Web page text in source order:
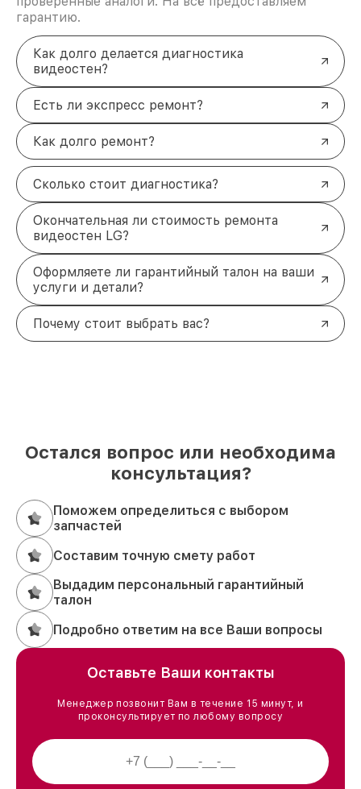
гарантию.
Как долго делается диагностика
видеостен?
Есть ли экспресс ремонт?
Как долго ремонт?
Сколько стоит диагностика?
Окончательная ли стоимость ремонта
видеостен LG?
Оформляете ли гарантийный талон на ваши
услуги и детали?
Почему стоит выбрать вас?
Остался вопрос или необходима
консультация?
Поможем определиться с выбором
запчастей
Составим точную смету работ
Выдадим персональный гарантийный
талон
Подробно ответим на все Ваши вопросы
Оставьте Ваши контакты
Менеджер позвонит Вам в течение 15 минут, и
проконсультирует по любому вопросу